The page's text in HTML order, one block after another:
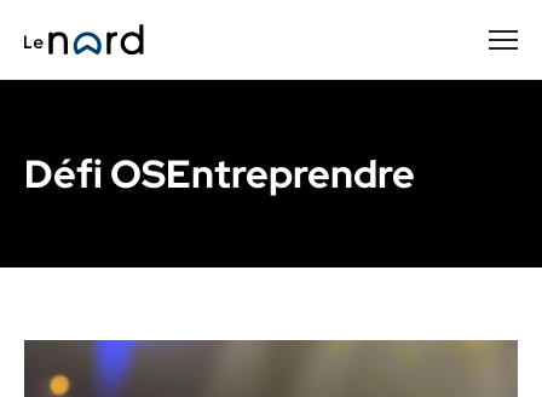
Défi OSEntreprendre